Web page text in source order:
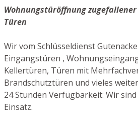
Wohnungstüröffnung
Türen
Wir vom Schlüsseldienst
Eingangstüren ,
Kellertüren, Türen mit
Brandschutztüren und vieles
24 Stunden Verfügbarkeit: Wir
Einsatz.